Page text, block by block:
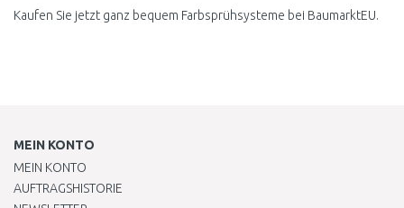
Kaufen Sie jetzt ganz bequem Farbsprühsysteme bei BaumarktEU.
MEIN KONTO
MEIN KONTO
AUFTRAGSHISTORIE